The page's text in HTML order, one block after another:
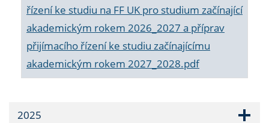
řízení ke studiu na FF UK pro studium začínající
akademickým rokem 2026_2027 a příprav
přijímacího řízení ke studiu začínajícímu
akademickým rokem 2027_2028.pdf
2025